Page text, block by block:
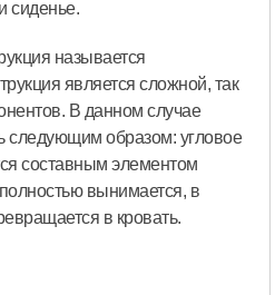
сиденье.
называется
является сложной, так
В данном случае
следующим образом: угловое
составным элементом
вынимается, в
в кровать.